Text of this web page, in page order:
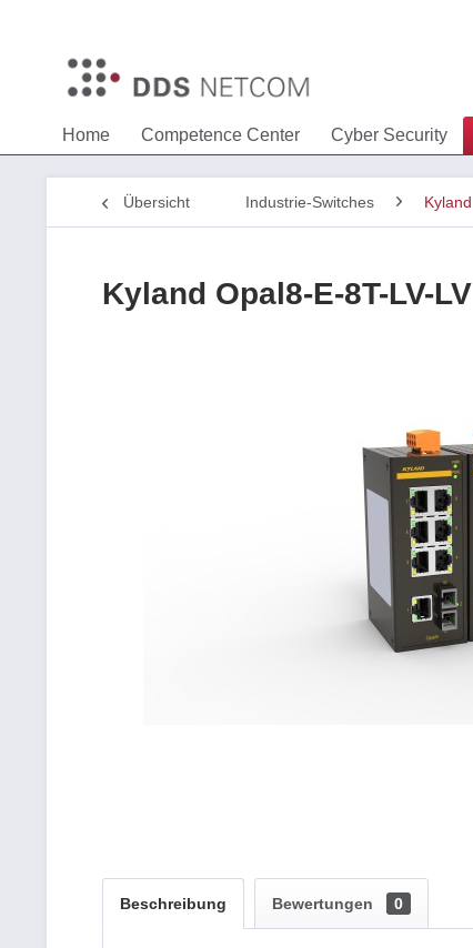
Home Competence Center Cyber Security
Übersicht Industrie-Switches Kyland
Kyland Opal8-E-8T-LV-LV
Beschreibung Bewertungen 0